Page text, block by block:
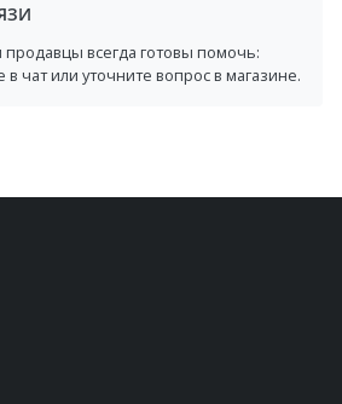
всегда готовы помочь:
чат или уточните вопрос в магазине.